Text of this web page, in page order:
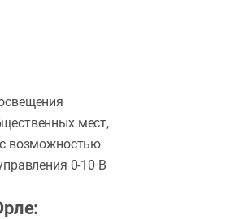
мест,
возможностью
0-10 В